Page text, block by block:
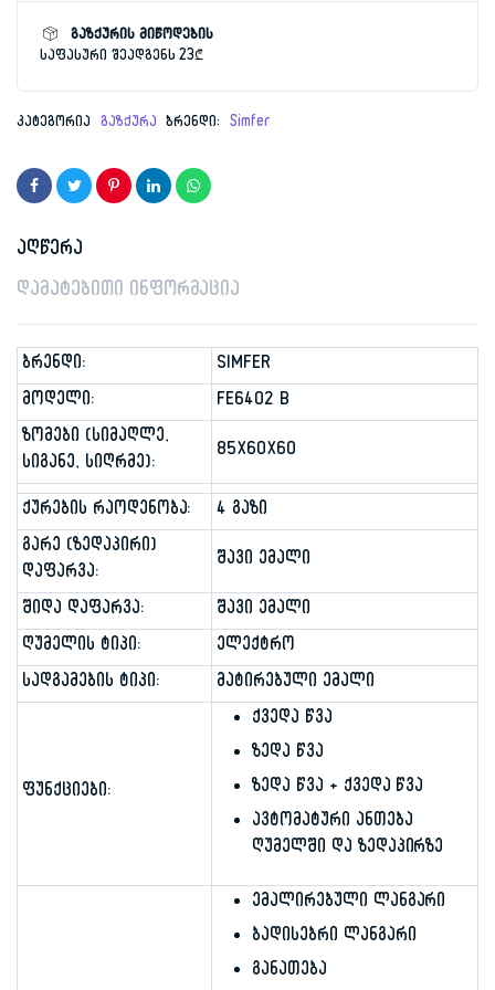
გაზქურის მიწოდების
საფასური შეადგენს 23₾
კატეგორია გაზქურა ბრენდი: Simfer
აღწერა
დამატებითი ინფორმაცია
ბრენდი:
SIMFER
მოდელი:
FE6402 B
ზომები (სიმაღლე,
სიგანე, სიღრმე):
85X60X60
ქურების რაოდენობა:
4 გაზი
გარე (ზედაპირი)
დაფარვა:
შავი ემალი
შიდა დაფარვა:
შავი ემალი
ღუმელის ტიპი:
ელექტრო
სადგამების ტიპი:
მატირებული ემალი
ფუნქციები:
ქვედა წვა
ზედა წვა
ზედა წვა + ქვედა წვა
ავტომატური ანთება
ღუმელში და ზედაპირზე
ემალირებული ლანგარი
ბადისებრი ლანგარი
განათება